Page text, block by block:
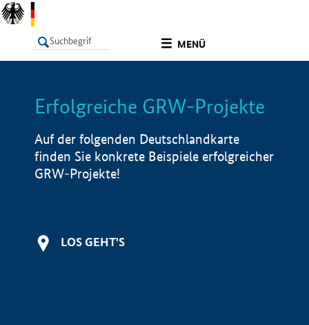
MENÜ
LISTE Info
Erfolgreiche GRW-Projekte
Auf der folgenden Deutschlandkarte
finden Sie konkrete Beispiele erfolgreicher
GRW-Projekte!
LOS GEHT'S